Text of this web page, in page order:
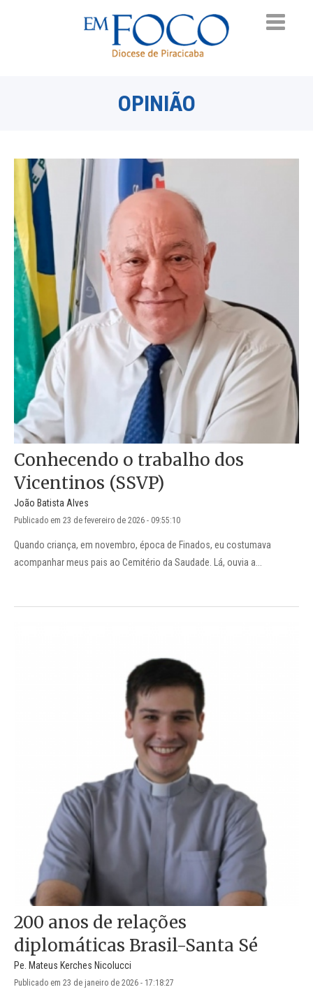
OPINIÃO
Conhecendo o trabalho dos
Vicentinos (SSVP)
João Batista Alves
Publicado em 23 de fevereiro de 2026 - 09:55:10
Quando criança, em novembro, época de Finados, eu costumava
acompanhar meus pais ao Cemitério da Saudade. Lá, ouvia a...
200 anos de relações
diplomáticas Brasil-Santa Sé
Pe. Mateus Kerches Nicolucci
Publicado em 23 de janeiro de 2026 - 17:18:27